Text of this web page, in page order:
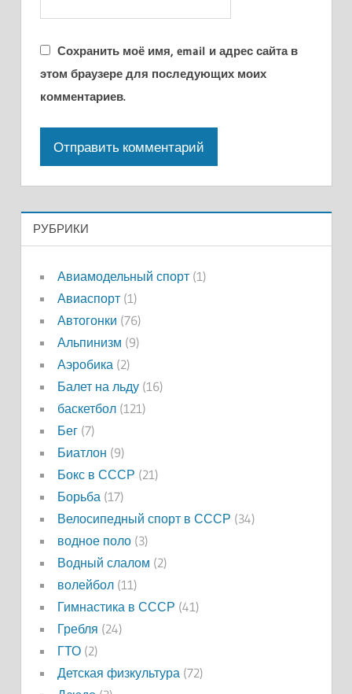
Сохранить моё имя, email и адрес сайта в
этом браузере для последующих моих
комментариев.
РУБРИКИ
Авиамодельный спорт(1)
Авиаспорт(1)
Автогонки (76)
Альпинизм (9)
Аэробика(2)
Балет на льду(16)
баскетбол(121)
Бег(7)
Биатлон (9)
Бокс в СССР (21)
Борьба(17)
Велосипедный спорт в СССР (34)
водное поло(3)
Водный слалом (2)
волейбол(11)
Гимнастика в СССР (41)
Гребля (24)
ГТО(2)
Детская физкультура(72)